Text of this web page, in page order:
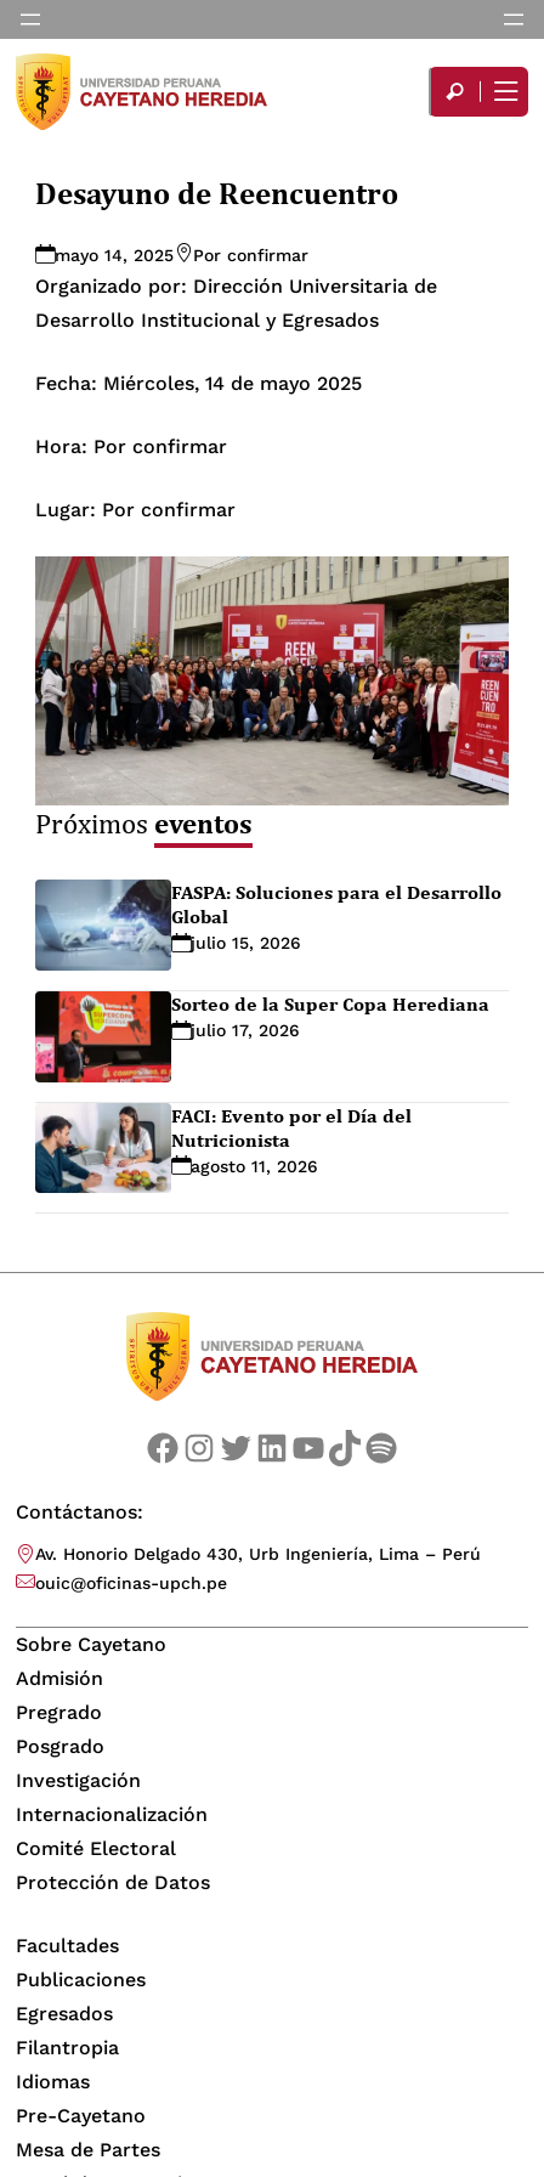
Desayuno de Reencuentro
mayo 14, 2025 Por confirmar
Organizado por: Dirección Universitaria de
Desarrollo Institucional y Egresados
Fecha: Miércoles, 14 de mayo 2025
Hora: Por confirmar
Lugar: Por confirmar
Próximos eventos
FASPA: Soluciones para el Desarrollo
Global
julio 15, 2026
Sorteo de la Super Copa Herediana
julio 17, 2026
FACI: Evento por el Día del
Nutricionista
agosto 11, 2026
Facebook Instagram Twitter LinkedIn YouTube TikTok Spotify
Contáctanos:
Av. Honorio Delgado 430, Urb Ingeniería, Lima – Perú
ouic@oficinas-upch.pe
Sobre Cayetano
Admisión
Pregrado
Posgrado
Investigación
Internacionalización
Comité Electoral
Protección de Datos
Facultades
Publicaciones
Egresados
Filantropia
Idiomas
Pre-Cayetano
Mesa de Partes